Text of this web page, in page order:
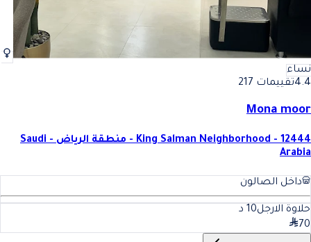
نساء
4.4تقييمات 217
Mona moor
King Salman Neighborhood - 12444 - منطقة الرياض - Saudi
Arabia
داخل الصالون
حلاوة الارجل10 د
70